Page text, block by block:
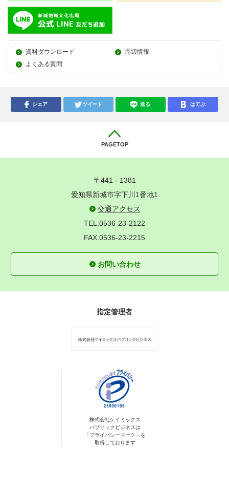
資料ダウンロード
周辺情報
よくある質問
シェア ツイート 送る はてぶ
PAGETOP
〒441 - 1381
愛知県新城市字下川1番地1
交通アクセス
TEL.0536-23-2122
FAX.0536-23-2215
お問い合わせ
指定管理者
株式会社ケイミックス
パブリックビジネスは
「プライバシーマーク」を
取得しております